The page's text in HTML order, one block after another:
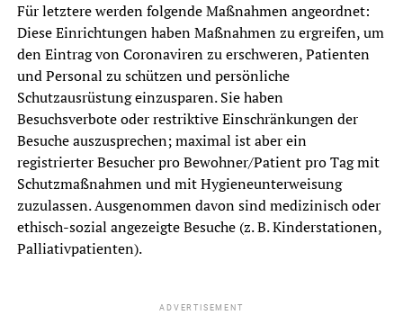
Für letztere werden folgende Maßnahmen angeordnet:
Diese Einrichtungen haben Maßnahmen zu ergreifen, um
den Eintrag von Coronaviren zu erschweren, Patienten
und Personal zu schützen und persönliche
Schutzausrüstung einzusparen. Sie haben
Besuchsverbote oder restriktive Einschränkungen der
Besuche auszusprechen; maximal ist aber ein
registrierter Besucher pro Bewohner/Patient pro Tag mit
Schutzmaßnahmen und mit Hygieneunterweisung
zuzulassen. Ausgenommen davon sind medizinisch oder
ethisch-sozial angezeigte Besuche (z. B. Kinderstationen,
Palliativpatienten).
ADVERTISEMENT